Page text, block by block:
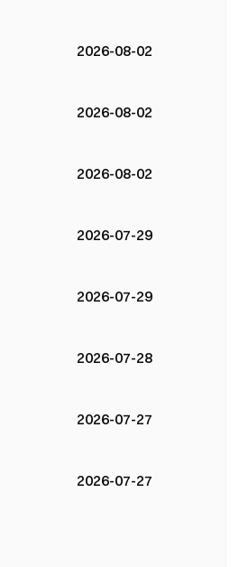
2026-08-02
2026-08-02
2026-08-02
2026-07-29
2026-07-29
2026-07-28
2026-07-27
2026-07-27